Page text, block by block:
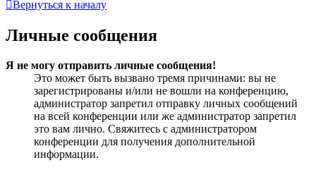
Вернуться к началу
Личные сообщения
Я не могу отправить личные сообщения!
Это может быть вызвано тремя причинами: вы не
зарегистрированы и/или не вошли на конференцию,
администратор запретил отправку личных сообщений
на всей конференции или же администратор запретил
это вам лично. Свяжитесь с администратором
конференции для получения дополнительной
информации.